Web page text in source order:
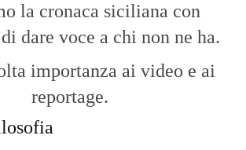
la cronaca siciliana con
dare voce a chi non ne ha.
importanza ai video e ai
reportage.